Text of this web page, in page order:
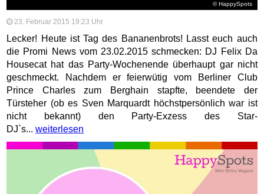
© HappySpots
23. Februar 2015 19:23 Uhr
Lecker! Heute ist Tag des Bananenbrots! Lasst euch auch
die Promi News vom 23.02.2015 schmecken: DJ Felix Da
Housecat hat das Party-Wochenende überhaupt gar nicht
geschmeckt. Nachdem er feierwütig vom Berliner Club
Prince Charles zum Berghain stapfte, beendete der
Türsteher (ob es Sven Marquardt höchstpersönlich war ist
nicht bekannt) den Party-Exzess des Star-
DJ`s...weiterlesen